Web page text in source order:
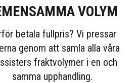
Skicka
VOLYM
betala fullpris? Vi pressar
genom att samla alla våra
fraktvolymer i en och
samma upphandling.